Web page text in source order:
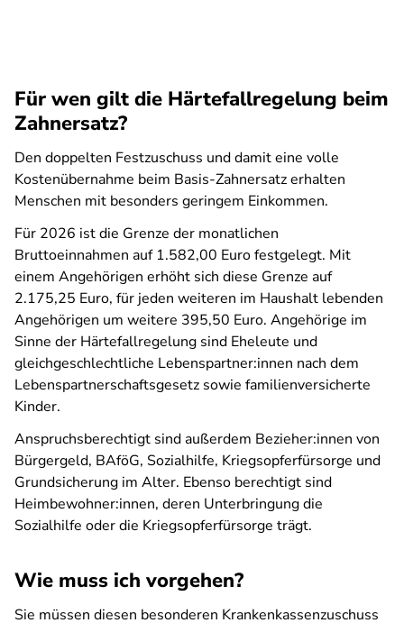
Für wen gilt die Härtefallregelung beim
Zahnersatz?
Den doppelten Festzuschuss und damit eine volle
Kostenübernahme beim Basis-Zahnersatz erhalten
Menschen mit besonders geringem Einkommen.
Für 2026 ist die Grenze der monatlichen
Bruttoeinnahmen auf 1.582,00 Euro festgelegt. Mit
einem Angehörigen erhöht sich diese Grenze auf
2.175,25 Euro, für jeden weiteren im Haushalt lebenden
Angehörigen um weitere 395,50 Euro. Angehörige im
Sinne der Härtefallregelung sind Eheleute und
gleichgeschlechtliche Lebenspartner:innen nach dem
Lebenspartnerschaftsgesetz sowie familienversicherte
Kinder.
Anspruchsberechtigt sind außerdem Bezieher:innen von
Bürgergeld, BAföG, Sozialhilfe, Kriegsopferfürsorge und
Grundsicherung im Alter. Ebenso berechtigt sind
Heimbewohner:innen, deren Unterbringung die
Sozialhilfe oder die Kriegsopferfürsorge trägt.
Wie muss ich vorgehen?
Sie müssen diesen besonderen Krankenkassenzuschuss